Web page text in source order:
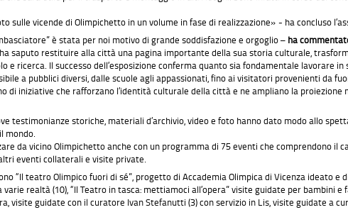
sulle vicende di Olimpichetto in un volume in fase di realizzazione» - ha concluso
è stata per noi motivo di grande soddisfazione e orgoglio – ha
saputo restituire alla città una pagina importante della sua storia culturale,
e ricerca. Il successo dell’esposizione conferma quanto sia fondamentale lavorare
a pubblici diversi, dalle scuole agli appassionati, fino ai visitatori provenienti da
di iniziative che rafforzano l’identità culturale della città e ne ampliano la proiezione
testimonianze storiche, materiali d’archivio, video e foto hanno dato modo allo
mondo.
da vicino Olimpichetto anche con un programma di 75 eventi che comprendono il
eventi collaterali e visite private.
“Il teatro Olimpico fuori di sé”, progetto di Accademia Olimpica di Vicenza ideato e
realtà (10), “Il Teatro in tasca: mettiamoci all’opera” visite guidate per bambini
visite guidate con il curatore Ivan Stefanutti (3) con servizio in Lis, visite guidate a